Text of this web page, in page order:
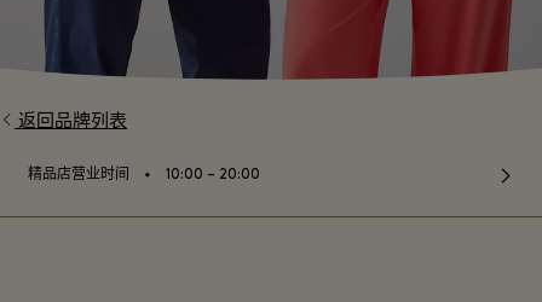
返回品牌列表
精品店营业时间 ⬩ 10:00 – 20:00